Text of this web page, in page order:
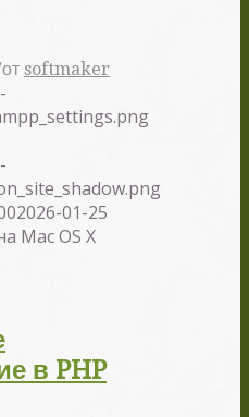
от softmaker
2026-01-25
Mac OS X
в PHP